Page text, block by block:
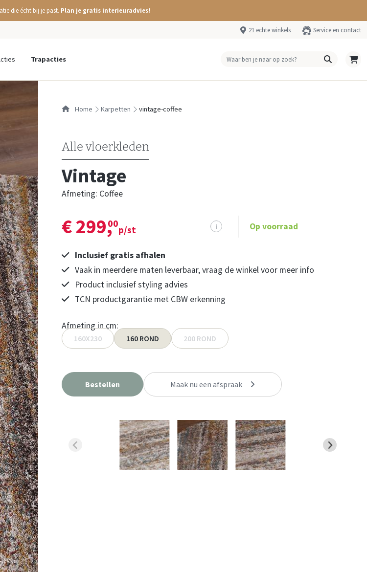
die écht bij je past. Plan je gratis interieuradvies!
21 echte winkels Service en contact
Trapacties
Home karpetten vintage-coffee
Alle vloerkleden
Vintage
Afmeting: Coffee
€ 299,
00
p/st i Op voorraad
Inclusief gratis afhalen
Vaak in meerdere maten leverbaar, vraag de winkel voor meer info
Product inclusief styling advies
TCN productgarantie met CBW erkenning
Afmeting in cm:
160X230 160 ROND 200 ROND
Bestellen Maak nu een afspraak